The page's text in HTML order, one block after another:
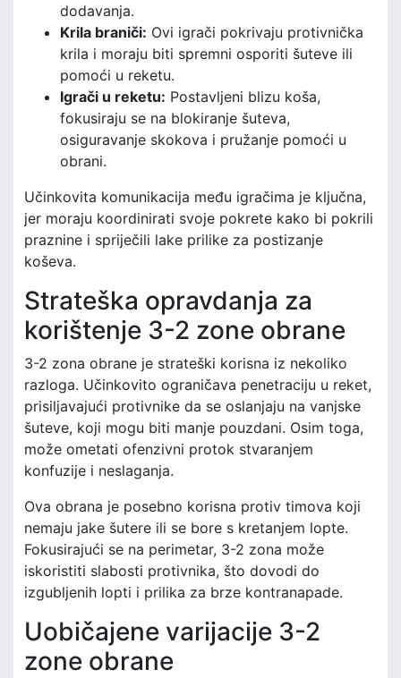
dodavanja.
Krila braniči: Ovi igrači pokrivaju protivnička
krila i moraju biti spremni osporiti šuteve ili
pomoći u reketu.
Igrači u reketu: Postavljeni blizu koša,
fokusiraju se na blokiranje šuteva,
osiguravanje skokova i pružanje pomoći u
obrani.
Učinkovita komunikacija među igračima je ključna,
jer moraju koordinirati svoje pokrete kako bi pokrili
praznine i spriječili lake prilike za postizanje
koševa.
Strateška opravdanja za
korištenje 3-2 zone obrane
3-2 zona obrane je strateški korisna iz nekoliko
razloga. Učinkovito ograničava penetraciju u reket,
prisiljavajući protivnike da se oslanjaju na vanjske
šuteve, koji mogu biti manje pouzdani. Osim toga,
može ometati ofenzivni protok stvaranjem
konfuzije i neslaganja.
Ova obrana je posebno korisna protiv timova koji
nemaju jake šutere ili se bore s kretanjem lopte.
Fokusirajući se na perimetar, 3-2 zona može
iskoristiti slabosti protivnika, što dovodi do
izgubljenih lopti i prilika za brze kontranapade.
Uobičajene varijacije 3-2
zone obrane